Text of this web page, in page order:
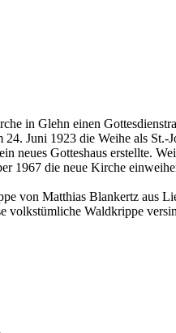
in Glehn einen
Juni 1923 die Weihe als St.-
neues Gotteshaus erstellte.
1967 die neue Kirche
von Matthias Blankertz aus
volkstümliche Waldkrippe